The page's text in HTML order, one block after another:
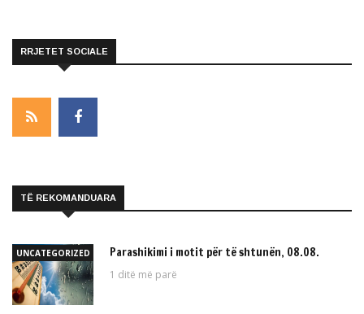
RRJETET SOCIALE
TË REKOMANDUARA
UNCATEGORIZED Parashikimi i motit për të shtunën, 08.08.
1 ditë më parë